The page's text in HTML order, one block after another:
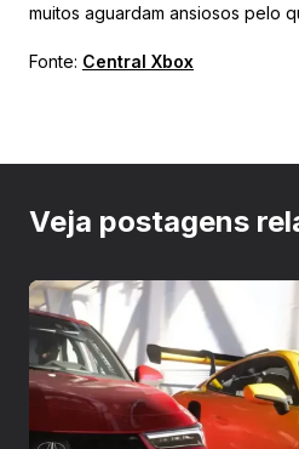
muitos aguardam ansiosos pelo
Fonte: Central Xbox
Veja postagens